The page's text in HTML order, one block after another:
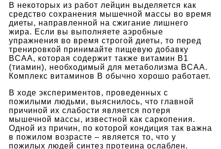
В некоторых из работ лейцин выделяется как
средство сохранения мышечной массы во время
диеты, направленной на сжигание лишнего
жира. Если вы выполняете аэробные
упражнения во время строгой диеты, то перед
тренировкой принимайте пищевую добавку
BCAA, которая содержит также витамин В1
(тиамин), необходимый для метаболизма BCAA.
Комплекс витаминов В обычно хорошо работает.
В ходе экспериментов, проведенных с
пожилыми людьми, выяснилось, что главной
причиной их слабости является потеря
мышечной массы, известной как саркопения.
Одной из причин, по которой кондиция так важна
в пожилом возрасте – является то, что у
пожилых людей синтез протеина ослаблен.